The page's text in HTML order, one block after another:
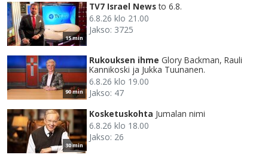
15 min
TV7 Israel News to 6.8.
6.8.26 klo 21.00
Jakso: 3725
90 min
Rukouksen ihme Glory Backman, Rauli
Kannikoski ja Jukka Tuunanen.
6.8.26 klo 19.00
Jakso: 47
30 min
Kosketuskohta Jumalan nimi
6.8.26 klo 18.00
Jakso: 26